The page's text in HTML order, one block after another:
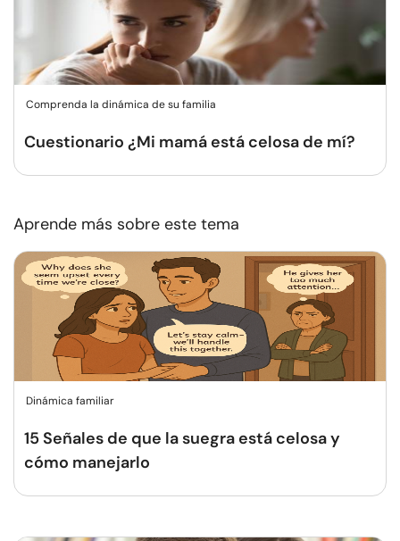
Comprenda la dinámica de su familia
Cuestionario ¿Mi mamá está celosa de mí?
Aprende más sobre este tema
Dinámica familiar
15 Señales de que la suegra está celosa y
cómo manejarlo